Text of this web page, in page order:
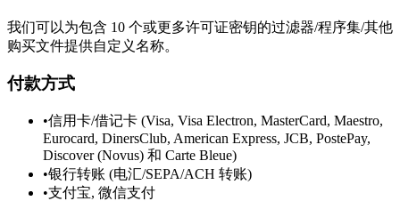
我们可以为包含 10 个或更多许可证密钥的过滤器/程序集/其他
购买文件提供自定义名称。
付款方式
•信用卡/借记卡 (Visa, Visa Electron, MasterCard, Maestro,
Eurocard, DinersClub, American Express, JCB, PostePay,
Discover (Novus) 和 Carte Bleue)
•银行转账 (电汇/SEPA/ACH 转账)
•支付宝, 微信支付